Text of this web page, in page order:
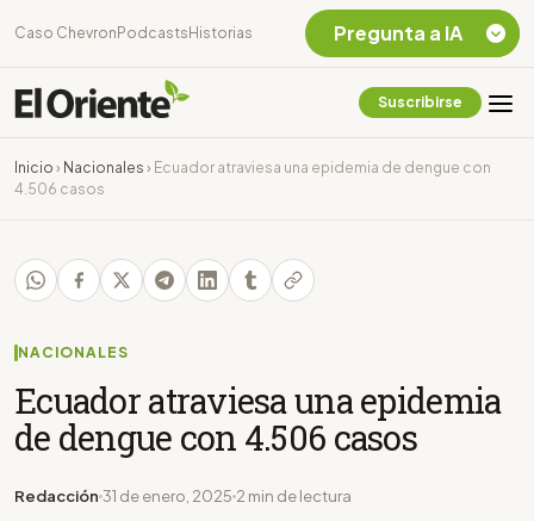
Caso Chevron Podcasts Historias
Suscribirse
Inicio › Nacionales › Ecuador atraviesa una epidemia de dengue con
4.506 casos
NACIONALES
Ecuador atraviesa una epidemia
de dengue con 4.506 casos
Redacción 31 de enero, 2025 2 min de lectura
Pregunta a IA
Chevron Ecuador